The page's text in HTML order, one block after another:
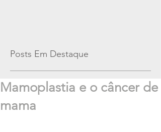
Posts Em Destaque
Mamoplastia e o câncer de
mama